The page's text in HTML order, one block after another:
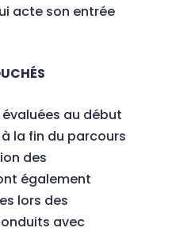
acte son entrée
au début
la fin du parcours
des
également
lors des
avec